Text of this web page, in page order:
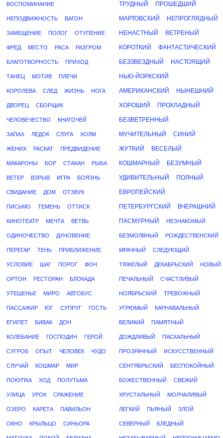
ВОСПОМИНАНИЕ
НЕПОДВИЖНОСТЬ ВАГОН
ЗАМЕЩЕНИЕ ПОЛОГ ОТУПЕНИЕ
ФРЕД МЕСТО РАСА РАЗГРОМ
БЛАГОТВОРНОСТЬ ПРИХОД
ТАНЕЦ МОТИВ ПЛЕЧИ
КОРОЛЕВА СЛЕД ЖИЗНЬ НОГА
ДВОРЕЦ СБОРЩИК
ЧЕЛОВЕЧЕСТВО КНИГОЧЕЙ
ЗАПАХ ЛЕДОК СЛУГА ХОЛМ
ЖЕНИХ РАСКАТ ПРЕДВИДЕНИЕ
МАКАРОНЫ БОР СТАКАН РЫБА
ВЕТЕР ВЗРЫВ ИГРА БОЯЗНЬ
СВИДАНИЕ ДОМ ОТЗВУК
ПИСЬМО ТЕМЕНЬ ОТТИСК
КИНОТЕАТР МЕЧТА ВЕТВЬ
ОДИНОЧЕСТВО ДУНОВЕНИЕ
ПЕРЕГАР ТЕНЬ ПРИБЛИЖЕНИЕ
УСЛОВИЕ ШАГ ПОРОГ ФОН
ОРТОН РЕСТОРАН БЛОКАДА
УТЕШЕНЬЕ МИРО АВТОБУС
ПАССАЖИР ЮГ СУПРУГ ГОСТЬ
ЕГИПЕТ БИВАК ДОН
КОЛЕБАНИЕ ГОСПОДИН ГЕРОЙ
СУГРОБ ОПЫТ ЧЕЛОВЕК ЧУДО
СЛУЧАЙ КОШМАР МИР
ПОКУПКА ХОД ПОЛУТЬМА
УЛИЦА УРОК СРАЖЕНИЕ
ОЗЕРО КАРЕТА ПАВИЛЬОН
ОКНО КРЫЛЬЦО СИНЬОРА
ТРУДНЫЙ ПРОШЕДШИЙ
МАРТОВСКИЙ НЕПРОГЛЯДНЫЙ
НЕНАСТНЫЙ ВЕТРЕНЫЙ
КОРОТКИЙ ФАНТАСТИЧЕСКИЙ
БЕЗЗВЕЗДНЫЙ НАСТОЯЩИЙ
НЬЮ-ЙОРКСКИЙ
АМЕРИКАНСКИЙ НЫНЕШНИЙ
ХОРОШИЙ ПРОХЛАДНЫЙ
БЕЗВЕТРЕННЫЙ
МУЧИТЕЛЬНЫЙ СИНИЙ
ЖУТКИЙ ВЕСЕЛЫЙ
КОШМАРНЫЙ БЕЗУМНЫЙ
УДИВИТЕЛЬНЫЙ ПОЛНЫЙ
ЕВРОПЕЙСКИЙ
ПЕТЕРБУРГСКИЙ ВЧЕРАШНИЙ
ПАСМУРНЫЙ НЕЗНАКОМЫЙ
БЕЗМОЛВНЫЙ РОЖДЕСТВЕНСКИЙ
МРАЧНЫЙ СЛЕДУЮЩИЙ
ТЯЖЕЛЫЙ ДЕКАБРЬСКИЙ НОВЫЙ
ПЕЧАЛЬНЫЙ СЧАСТЛИВЫЙ
НОЯБРЬСКИЙ ТРЕВОЖНЫЙ
УГРЮМЫЙ КАРНАВАЛЬНЫЙ
ВЕЛИКИЙ ПАМЯТНЫЙ
ДОЖДЛИВЫЙ ПАСХАЛЬНЫЙ
ПРОЗРАЧНЫЙ ИСКУССТВЕННЫЙ
СЕНТЯБРЬСКИЙ БЕСПОКОЙНЫЙ
БОЖЕСТВЕННЫЙ СВЕЖИЙ
ХРУСТАЛЬНЫЙ МОЛЧАЛИВЫЙ
ЛЕГКИЙ ПЬЯНЫЙ ЗЛОЙ
СЕВЕРНЫЙ БЛЕДНЫЙ